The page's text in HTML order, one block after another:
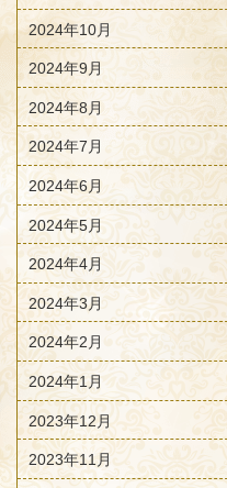
2024年10月
2024年9月
2024年8月
2024年7月
2024年6月
2024年5月
2024年4月
2024年3月
2024年2月
2024年1月
2023年12月
2023年11月